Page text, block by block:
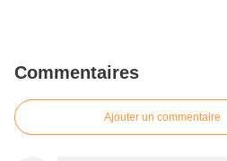
Commentaires
Ajouter un commentaire